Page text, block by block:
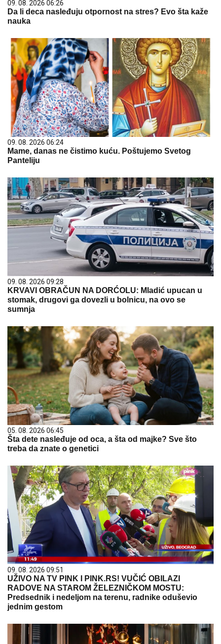
09. 08. 2026 06:26
Da li deca nasleđuju otpornost na stres? Evo šta kaže
nauka
09. 08. 2026 06:24
Mame, danas ne čistimo kuću. Poštujemo Svetog
Panteliju
09. 08. 2026 09:28
KRVAVI OBRAČUN NA DORĆOLU: Mladić upucan u
stomak, drugovi ga dovezli u bolnicu, na ovo se
sumnja
05. 08. 2026 06:45
Šta dete nasleđuje od oca, a šta od majke? Sve što
treba da znate o genetici
09. 08. 2026 09:51
UŽIVO NA TV PINK I PINK.RS! VUČIĆ OBILAZI
RADOVE NA STAROM ŽELEZNIČKOM MOSTU:
Predsednik i nedeljom na terenu, radnike oduševio
jednim gestom